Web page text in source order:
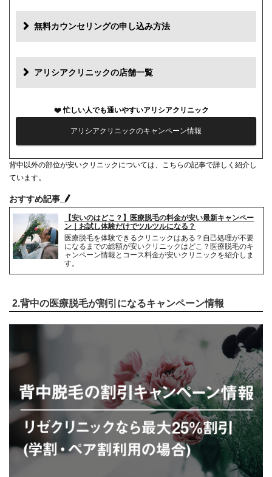
初診料 0円
再診料 0円
薬代 0円
シェービング代 0円
麻酔代 3,000円(必要な人のみ)
キャンセル料
解約事務手数料 無料
無料カウンセリングの申し込み方法
アリシアクリニックの店舗一覧
忙しい人でも通いやすいアリシアクリニック
アリシアクリニックのキャンペーン情報
背中以外の部位が安いクリニックについては、こちらの記事で詳しく紹介し
ています。
おすすめ記事
【安いのはどこ？】医療脱毛の料金が安い最新キャンペー
ン｜お試し体験だけでツルツルになる？
医療脱毛を体験できるクリニックはある？自己処理が不要
になるまでの総額が安いクリニックはどこ？医療脱毛のキ
ャンペーン情報とコース料金が安いクリニックを紹介しま
す。
2.背中の医療脱毛が割引になるキャンペーン情報